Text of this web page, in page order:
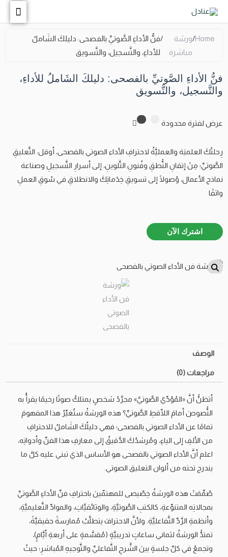
Home
/ورشة
مباشرة
/فنُّ الأداءِ الصَّوتيِّ بالفصحى: دليلكَ الشَاملُ
للأداءِ، والتَّسجيل، والتَّسويق
فنُّ الأداءِ الصَّوتيِّ بالفصحى: دليلكَ الشَاملُ للأداءِ،
والتَّسجيل، والتَّسويق
عرض لفترة محدودة
رِحلتُكَ العلميَة والعمليَّةُ لاحترافِ الأداء الصوتي بالفصحى، أوقل: التَّعليقِ
الصَّوتيِّ؛ مِنْ إتقانِ النُّطقِ وفُنونِ التَّلوينِ، إلى أسرارِ التَّسجيلِ وصناعة
نماذج الأعمال، وُصولًا إلى تسويقِ خِدْماتِكَ والانطلاقِ في سُوقِ العملِ
واثقًا
اشترك الآن
الوصف
مراجعات (0)
أتظنُّ أنَّ «المُؤدِّيَ الصَّوتيَّ» مجرَّدُ شخصٍ يمتلكُ صوتًا رخيمًا يقرأُ به
النُّصوصَ أمامَ اللّاقطِ الصَّوتيِّ؟ هذه الورشةُ ستُغيِّرُ هذا المفهومَ
تمامًا عن الأداء الصوتي بالفصحى؛ فهي دليلُكَ الشَاملُ للاحترافِ
من الألفِ إلى الياءِ، ومُرشدُكَ الدَّقيقُ إلى معارفِ هذا الفنِّ وأدواتِه،
اعلم أنَّ الأداء الصوتي بالفصحى هو الأساس الذي تبني عليه كلَّ ما
يندرج تحته من ألوان التعليق الصوتي.
صُمِّمَتْ هذه الورشةُ خِصّيصى للمهتمّينَ باحترافِ فنِّ الأداءِ الصَّوتيِّ
بمجالاتِه المتنوِّعةِ، كالكتبِ الصَّوتيَّةِ، والوثائقيَّاتِ، والموادِّ التَّعليميَّةِ،
وأنظمةِ الرَّدِّ التَّفاعليَّةِ. ولأنَّ الاحترافَ يتطلَّبُ مُمارسةً حقيقيَّةً،
تمتدُّ الورشةُ لثماني ساعاتٍ تدريبيَّةٍ (مُقسَّمةٍ على أربعةِ أيَّامٍ)،
وتجمعُ في كلِّ جلسةٍ بينَ الشَّرحِ التَّفاعليِّ والتَّوجيهِ المُباشرِ؛ حيثُ